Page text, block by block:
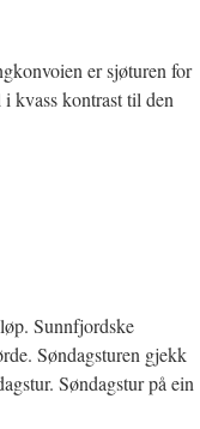
er sjøturen for
kvass kontrast til den
Sunnfjordske
Søndagsturen gjekk
Søndagstur på ein